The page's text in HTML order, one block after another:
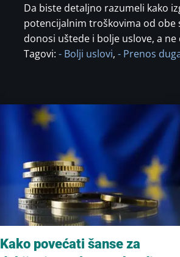
Da biste detaljno razumeli kako
potencijalnim troškovima od obe
donosi uštede i bolje uslove, a
Tagovi: - Bolji uslovi, - Prenos
Kako povećati šanse za